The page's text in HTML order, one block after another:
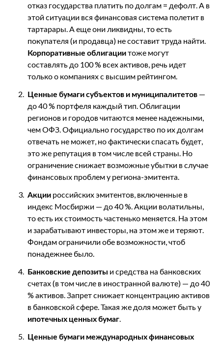
отказ государства платить по долгам = дефолт. А в
этой ситуации вся финансовая система полетит в
тартарары. А еще они ликвидны, то есть
покупателя (и продавца) не составит труда найти.
Корпоративные облигациитоже могут
составлять до 100 % всех активов, речь идет
только о компаниях с высшим рейтингом.
Ценные бумаги субъектов и муниципалитетов —
до 40 % портфеля каждый тип. Облигации
регионов и городов читаются менее надежными,
чем ОФЗ. Официально государство по их долгам
отвечать не может, но фактически спасать будет,
это же репутация в том числе всей страны. Но
ограничение снижает возможные убытки в случае
финансовых проблем у региона-эмитента.
Акции российских эмитентов, включенные в
индекс Мосбиржи — до 40 %. Акции волатильны,
то есть их стоимость частенько меняется. На этом
и зарабатывают инвесторы, на этом же и теряют.
Фондам ограничили обе возможности, чтоб
понадежнее было.
Банковские депозиты и средства на банковских
счетах (в том числе в иностранной валюте) — до 40
% активов. Запрет снижает концентрацию активов
в банковской сфере. Такая же доля может быть у
ипотечных ценных бумаг.
Ценные бумаги международных финансовых